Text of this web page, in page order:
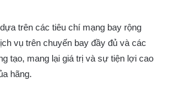
trên các tiêu chí mạng bay rộng
vụ trên chuyến bay đầy đủ và các
tạo, mang lại giá trị và sự tiện lợi cao
hãng.